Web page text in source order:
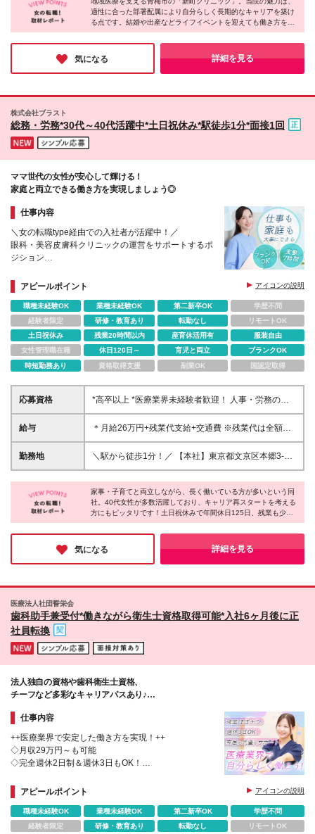
り徒歩7分 ┗圏央道「青梅インター」から車で5分
※(変更の範囲)上記を除く当社関連勤務地
適性に合った部署配属により自分らしく長期的なキャリアを築け
る点です。結婚や出産などライフイベントを迎えても働き方を柔
軟に調整できるため、キャリアを諦める必要はありません。実際
に家庭と両立しながら活躍する先輩スタッフも多数。「家族との
時間を大切にしながら、ずっと働き続けたい」そんなあなたの想
いに、全力で応えてくれる環境です。
気になる 詳細を見る
株式会社ブラスト
総務・労務*30代～40代活躍中*土日祝休み*駅徒歩1分*面接1回
ママ世代の女性が安心して輝ける！
家庭と両立できる働き方を実現しましょう◎
仕事内容
＼女の転職type経由での入社者が活躍中！／
眼科・美容皮膚科クリニックの運営をサポートするポ
ジション
＊服装・髪型自由
アピールポイント アイコンの説明
職種未経験OK 業種未経験OK 第二新卒OK
学歴不問
経験者限定
研修・教育あり 転勤なし
リモートOK
土日祝休み
残業20時間以内 産育休活用有
服装自由
女性管理職在籍
休日120日～ 育児と両立
ブランクOK
時短勤務あり
資格取得支援 副業OK 国認定取得
応募資格
*高卒以上 *医療業界未経験者歓迎！ 人事・労務のご
経験がある方は優遇します◎
給与
＊月給26万円+残業代支給+交通費 ※残業代は全額支
給します。 ※試用期間3ヶ月（期間中の待遇に差異は
ありません。）
勤務地
＼駅から徒歩1分！／ 【本社】東京都文京区本郷3-
34-3 本郷第一ビル5階 (変更の範囲)上記を除く当社
関連勤務地
家事・子育てと両立しながら、長く働いている方が多いという同
社。40代女性が多数活躍しており、キャリア再スタートを考える
方にもピッタリです！土日祝休みで年間休日125日、残業も少な
め、実働7時間という働き方なら、ライフバランスを崩さずに仕
事に取り組めるでしょう。全国40拠点のクリニックを支える重要
な仕事で、眠っていたスキルを再び輝かせるチャンス。医療業界
未経験でも安心の職場環境だと感じました！
気になる 詳細を見る
医療法人社団誓栄会
歯科助手兼受付*働きながら衛生士資格取得可能*入社6ヶ月後に正
社員転換
法人独自の資格や歯科衛生士資格、
チーフなど多彩なキャリアパスあり♪
仕事内容
++医療業界で安定した働き方を実現！++
◇月収29万円～も可能
◇完全週休2日制＆週休3日もOK！
◇傷病手当・出産手当金・育児休暇中の保険料の免除
など手厚い手当あり
アピールポイント アイコンの説明
職種未経験OK 業種未経験OK 第二新卒OK
学歴不問
経験者限定
研修・教育あり 転勤なし リモートOK